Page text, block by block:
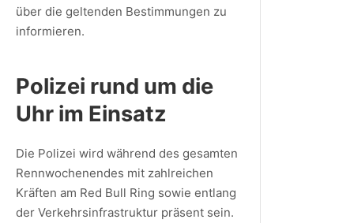
über die geltenden Bestimmungen zu
informieren.
Polizei rund um die
Uhr im Einsatz
Die Polizei wird während des gesamten
Rennwochenendes mit zahlreichen
Kräften am Red Bull Ring sowie entlang
der Verkehrsinfrastruktur präsent sein.